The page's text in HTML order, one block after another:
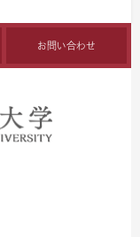
お問い合わせ